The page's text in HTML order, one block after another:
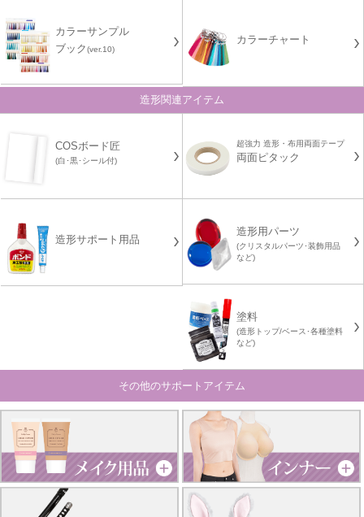
カラーサンプル
ブック(ver.10)
カラーチャート
造形関連アイテム
COSボード匠
(白･黒･シール付)
超強力 造形・布用両面テープ
両面ピタック
造形サポート用品
造形用パーツ
(クリスタルパーツ･装飾用品
など)
塗料
(造形トップ/ベース･各種塗料
など)
その他のサポートアイテム